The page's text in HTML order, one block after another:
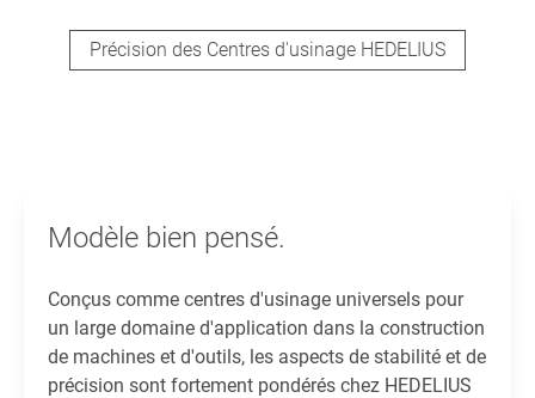
Précision des Centres d'usinage HEDELIUS
Modèle bien pensé.
Conçus comme centres d'usinage universels pour
un large domaine d'application dans la construction
de machines et d'outils, les aspects de stabilité et de
précision sont fortement pondérés chez HEDELIUS